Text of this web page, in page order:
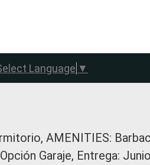
Language ▼
AMENITIES:
Garaje, Entrega: